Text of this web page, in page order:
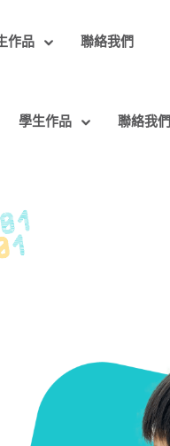
作品 聯絡我們
學生作品 聯絡我們